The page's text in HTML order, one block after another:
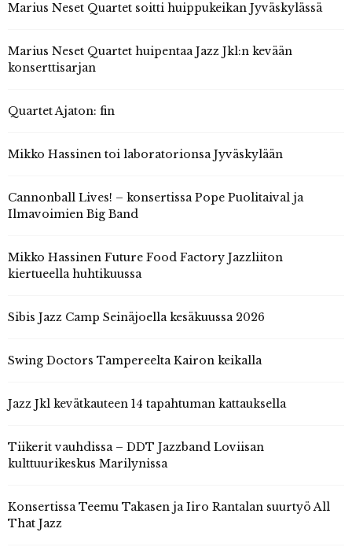
Marius Neset Quartet soitti huippukeikan Jyväskylässä
Marius Neset Quartet huipentaa Jazz Jkl:n kevään
konserttisarjan
Quartet Ajaton: fin
Mikko Hassinen toi laboratorionsa Jyväskylään
Cannonball Lives! – konsertissa Pope Puolitaival ja
Ilmavoimien Big Band
Mikko Hassinen Future Food Factory Jazzliiton
kiertueella huhtikuussa
Sibis Jazz Camp Seinäjoella kesäkuussa 2026
Swing Doctors Tampereelta Kairon keikalla
Jazz Jkl kevätkauteen 14 tapahtuman kattauksella
Tiikerit vauhdissa – DDT Jazzband Loviisan
kulttuurikeskus Marilynissa
Konsertissa Teemu Takasen ja Iiro Rantalan suurtyö All
That Jazz